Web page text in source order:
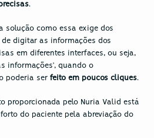
.
solução como essa exige dos
digitar as informações dos
em diferentes interfaces, ou seja,
informações’, quando o
poderia ser feito em poucos cliques.
proporcionada pelo Nuria Valid está
do paciente pela abreviação do